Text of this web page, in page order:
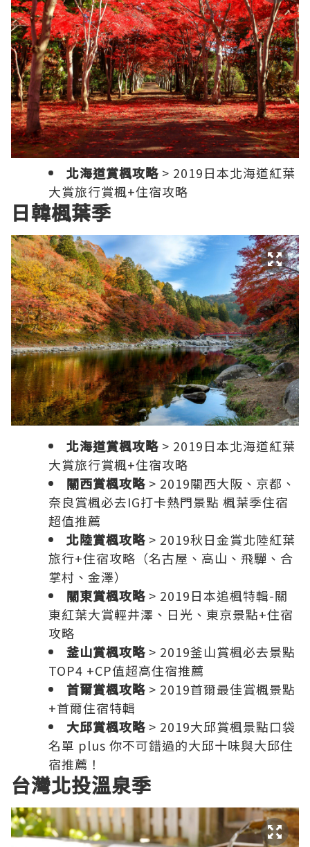
北海道賞楓攻略 > 2019日本北海道紅葉
大賞旅行賞楓+住宿攻略
日韓楓葉季
北海道賞楓攻略 > 2019日本北海道紅葉
大賞旅行賞楓+住宿攻略
關西賞楓攻略 > 2019關西大阪、京都、
奈良賞楓必去IG打卡熱門景點 楓葉季住宿
超值推薦
北陸賞楓攻略 > 2019秋日金賞北陸紅葉
旅行+住宿攻略（名古屋、高山、飛驒、合
掌村、金澤）
關東賞楓攻略 > 2019日本追楓特輯-關
東紅葉大賞輕井澤、日光、東京景點+住宿
攻略
釜山賞楓攻略 > 2019釜山賞楓必去景點
TOP4 +CP值超高住宿推薦
首爾賞楓攻略 > 2019首爾最佳賞楓景點
+首爾住宿特輯
大邱賞楓攻略 > 2019大邱賞楓景點口袋
名單 plus 你不可錯過的大邱十味與大邱住
宿推薦！
台灣北投溫泉季